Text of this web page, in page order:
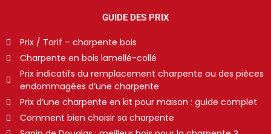
GUIDE DES PRIX
Prix / Tarif – charpente bois
Charpente en bois lamellé-collé
Prix indicatifs du remplacement charpente ou des pièces
endommagées d’une charpente
Prix d’une charpente en kit pour maison : guide complet
Comment bien choisir sa charpente